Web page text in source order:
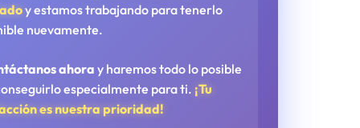
y estamos trabajando para tenerlo
nuevamente.
ahora y haremos todo lo posible
especialmente para ti. ¡Tu
es nuestra prioridad!